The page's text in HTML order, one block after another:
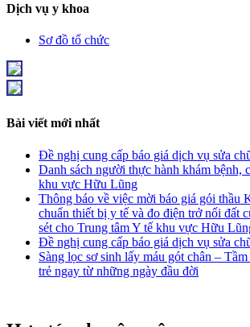
Dịch vụ y khoa
Sơ đồ tổ chức
Bài viết mới nhất
Đề nghị cung cấp báo giá dịch vụ sửa
Danh sách người thực hành khám bệnh,
khu vực Hữu Lũng
Thông báo về việc mời báo giá gói thầu
chuẩn thiết bị y tế và đo điện trở nối đất
sét cho Trung tâm Y tế khu vực Hữu
Đề nghị cung cấp báo giá dịch vụ sửa
Sàng lọc sơ sinh lấy máu gót chân –
trẻ ngay từ những ngày đầu đời